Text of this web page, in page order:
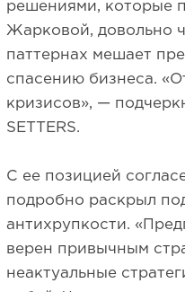
решениями, которые
Жарковой, довольно
паттернах мешает
спасению бизнеса.
кризисов», —
SETTERS.
С ее позицией
подробно раскрыл
антихрупкости.
верен привычным
неактуальные